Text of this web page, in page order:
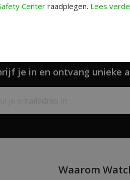
je in en ontvang unieke
Waarom
Centerraadplegen. Lees